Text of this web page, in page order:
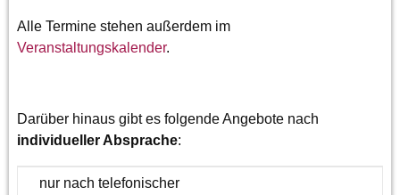
Alle Termine stehen außerdem im
Veranstaltungskalender.
Darüber hinaus gibt es folgende Angebote nach
individueller Absprache:
nur nach telefonischer